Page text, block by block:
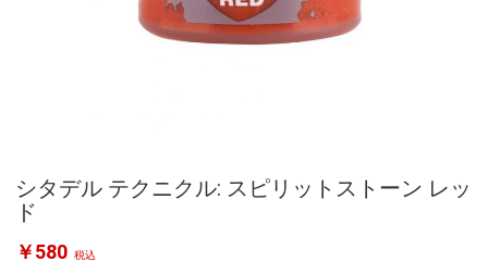
シタデル テクニクル: スピリットストーン レッ
ド
￥580 税込